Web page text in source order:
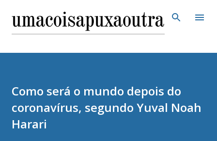
Pular para o conteúdo principal
Como será o mundo depois do
coronavírus, segundo Yuval Noah
Harari